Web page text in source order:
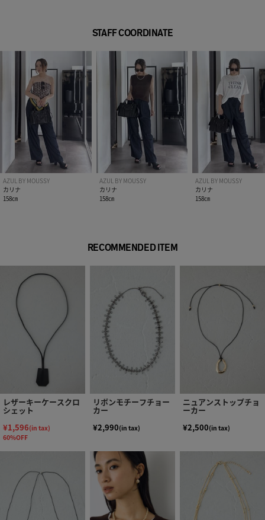
STAFF COORDINATE
AZUL BY MOUSSY
カリナ
158㎝
AZUL BY MOUSSY
カリナ
158㎝
AZUL BY MOUSSY
カリナ
158㎝
RECOMMENDED ITEM
レザーキーケースクロ
シェット
¥1,596(in tax)
60%OFF
リボンモチーフチョー
カー
¥2,990(in tax)
ニュアンストップチョ
ーカー
¥2,500(in tax)